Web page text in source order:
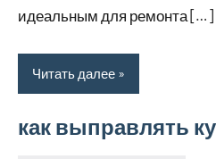
идеальным для ремонта […]
Читать далее
как выправлять